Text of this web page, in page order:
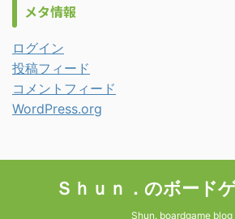
メタ情報
ログイン
投稿フィード
コメントフィード
WordPress.org
Ｓｈｕｎ．のボード
Shun. boardgame blog